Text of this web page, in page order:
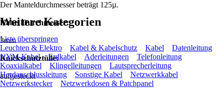
Der Manteldurchmesser beträgt 125µ.
Kabel Durchmesser:
3mm
Knickschutztülle:
aufgesteckt
Weitere Kategorien
Liste überspringen
Leuchten & Elektro
Kabel & Kabelschutz Kabel
Datenleitung
NYM-Kabel
Erdkabel Aderleitungen
Telefonleitung
Koaxialkabel
Klingelleitungen
Lautsprecherleitung
Herdanschlussleitung
Sonstige Kabel
Netzwerkkabel
Netzwerkstecker
Netzwerkdosen & Patchpanel